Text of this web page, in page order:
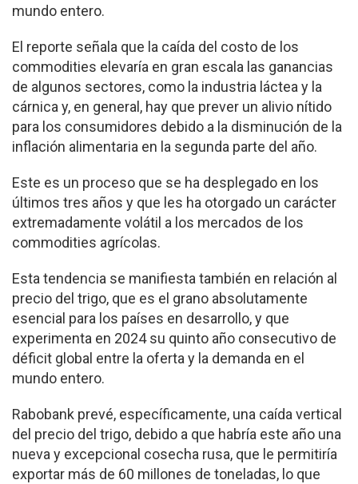
mundo entero.
El reporte señala que la caída del costo de los
commodities elevaría en gran escala las ganancias
de algunos sectores, como la industria láctea y la
cárnica y, en general, hay que prever un alivio nítido
para los consumidores debido a la disminución de la
inflación alimentaria en la segunda parte del año.
Este es un proceso que se ha desplegado en los
últimos tres años y que les ha otorgado un carácter
extremadamente volátil a los mercados de los
commodities agrícolas.
Esta tendencia se manifiesta también en relación al
precio del trigo, que es el grano absolutamente
esencial para los países en desarrollo, y que
experimenta en 2024 su quinto año consecutivo de
déficit global entre la oferta y la demanda en el
mundo entero.
Rabobank prevé, específicamente, una caída vertical
del precio del trigo, debido a que habría este año una
nueva y excepcional cosecha rusa, que le permitiría
exportar más de 60 millones de toneladas, lo que